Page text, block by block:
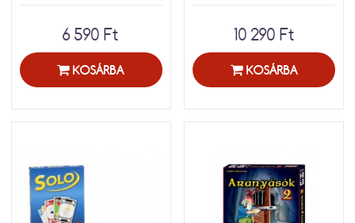
6 590 Ft
KOSÁRBA
10 290 Ft
KOSÁRBA